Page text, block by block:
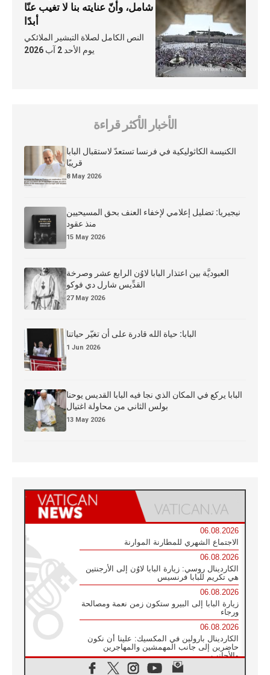
شامل، وأنّ عنايته بنا لا تغيب عنّا
أبدًا
النص الكامل لصلاة التبشير الملائكي
يوم الأحد 2 آب 2026
الأخبار الأكثر قراءة
الكنيسة الكاثوليكية في فرنسا تستعدّ لاستقبال البابا
قريبًا
8 May 2026
نيجيريا: تضليل إعلامي لإخفاء العنف بحق المسيحيين
منذ عقود
15 May 2026
العبوديَّة بين اعتذار البابا لاوُن الرابع عشر وصرخة
القدِّيس شارل دي فوكو
27 May 2026
البابا: حياة الله قادرة على أن تغيّر حياتنا
1 Jun 2026
البابا يركع في المكان الذي نجا فيه البابا القديس يوحنا
بولس الثاني من محاولة اغتيال
13 May 2026
06.08.2026
الاجتماع الشهري للمطارنة الموارنة
06.08.2026
الكاردينال روسي: زيارة البابا لاوُن إلى الأرجنتين
هي تكريم للبابا فرنسيس
06.08.2026
زيارة البابا إلى البيرو ستكون زمن نعمة ومصالحة
ورجاء
06.08.2026
الكاردينال بارولين في المكسيك: علينا أن نكون
حاضرين إلى جانب المهمشين والمهاجرين
والأجانب